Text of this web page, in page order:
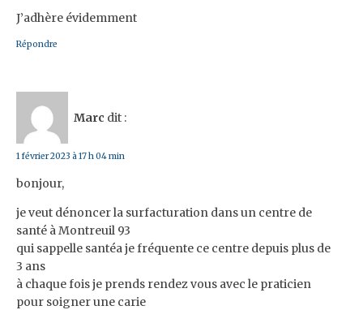
J’adhère évidemment
Répondre
Marc dit :
1 février 2023 à 17 h 04 min
bonjour,
je veut dénoncer la surfacturation dans un centre de
santé à Montreuil 93
qui sappelle santéa je fréquente ce centre depuis plus de
3 ans
à chaque fois je prends rendez vous avec le praticien
pour soigner une carie